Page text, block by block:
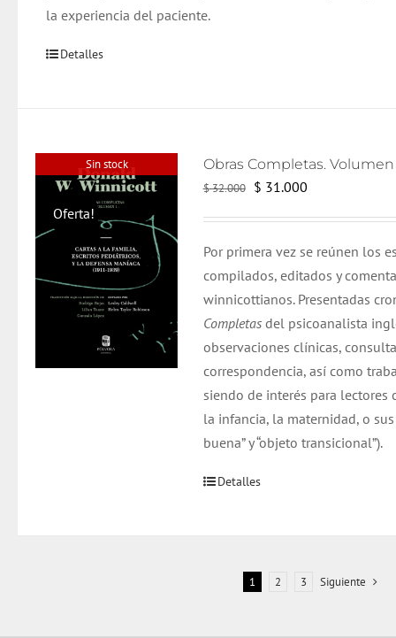
la experiencia del paciente.
Detalles
Sin stock
Oferta!
$32.000
El
era:
$ 32.000.
$ 31.000El
es:
$ 31.000.
Por primera vez se reúnen los
compilados, editados y
winnicottianos. Presentadas
Completas del psicoanalista
observaciones clínicas,
correspondencia, así como
siendo de interés para
la infancia, la maternidad, o
buena” y “objeto transicional”).
Detalles
1 2 3 Siguiente